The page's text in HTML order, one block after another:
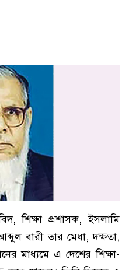
শিক্ষা প্রশাসক, ইসলামি
বারী তার মেধা, দক্ষতা,
মাধ্যমে এ দেশের শিক্ষা-